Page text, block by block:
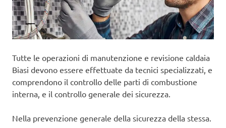
Tutte le operazioni di manutenzione e revisione caldaia
Biasi devono essere effettuate da tecnici specializzati, e
comprendono il controllo delle parti di combustione
interna, e il controllo generale dei sicurezza.
Nella prevenzione generale della sicurezza della stessa.